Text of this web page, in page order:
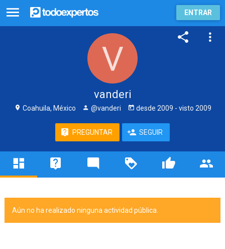
ENTRAR
vanderi
Coahuila, México @vanderi desde 2009 - visto 2009
PREGUNTAR SEGUIR
Aún no ha realizado ninguna actividad pública.